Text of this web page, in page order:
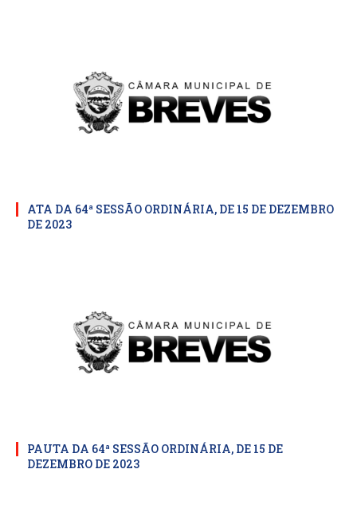
ATA DA 64ª SESSÃO ORDINÁRIA, DE 15 DE DEZEMBRO
DE 2023
PAUTA DA 64ª SESSÃO ORDINÁRIA, DE 15 DE
DEZEMBRO DE 2023